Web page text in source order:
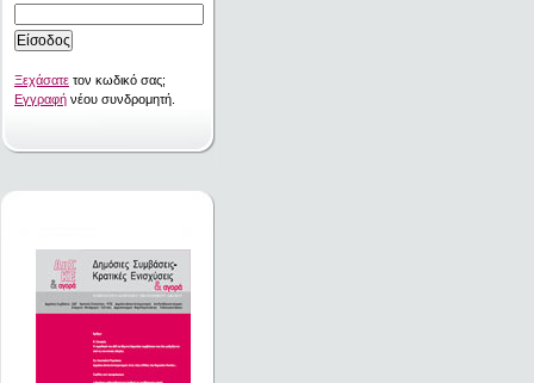
Ξεχάσατε τον κωδικό σας;
Εγγραφή νέου συνδρομητή.